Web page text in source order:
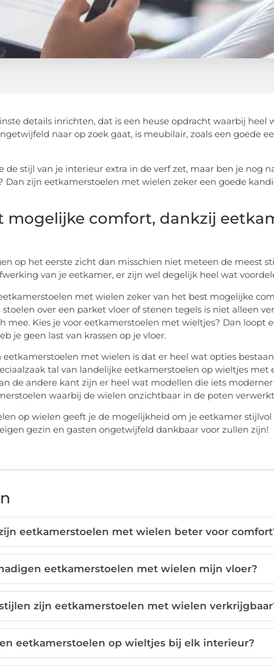
details inrichten, dat is een heuse opdracht waarbij heel
naar op zoek gaat, is meubilair, zoals een goede
de stijl van je interieur extra in de verf zet, maar ben je nog
Dan zijn eetkamerstoelen met wielen zeker een goede
mogelijke comfort, dankzij
op het eerste zicht dan misschien niet meteen de meest
van je eetkamer, er zijn wel degelijk heel wat
met wielen zeker van het best mogelijke
over een parket vloer of stenen tegels is niet alleen
mee. Kies je voor eetkamerstoelen met wieltjes? Dan loopt
je geen last van krassen op je vloer.
met wielen is dat er heel wat opties
tal van landelijke eetkamerstoelen op wieltjes met
de andere kant zijn er heel wat modellen die iets
waarbij de wielen onzichtbaar in de poten
op wielen geeft je de mogelijkheid om je eetkamer
gezin en gasten ongetwijfeld dankbaar voor zullen zijn!
eetkamerstoelen met wielen beter voor
eetkamerstoelen met wielen mijn vloer?
zijn eetkamerstoelen met wielen
eetkamerstoelen op wieltjes bij elk interieur?